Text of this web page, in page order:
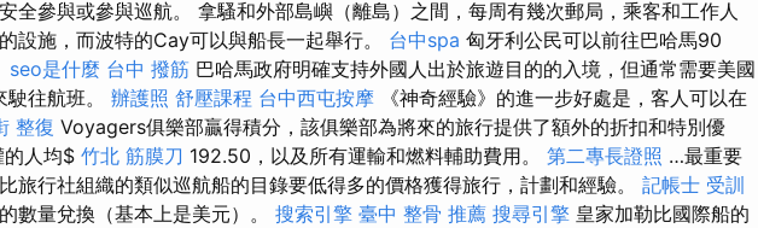
全參與或參與巡航。 拿騷和外部島嶼（離島）之間，每周有幾次郵局，乘客和工作人
設施，而波特的Cay可以與船長一起舉行。 台中spa 匈牙利公民可以前往巴哈馬90
seo是什麼 台中 撥筋 巴哈馬政府明確支持外國人出於旅遊目的的入境，但通常需要美國
往航班。 辦護照 舒壓課程 台中西屯按摩 《神奇經驗》的進一步好處是，客人可以在
整復 Voyagers俱樂部贏得積分，該俱樂部為將來的旅行提供了額外的折扣和特別優
的人均$ 竹北 筋膜刀 192.50，以及所有運輸和燃料輔助費用。 第二專長證照 …最重要
旅行社組織的類似巡航船的目錄要低得多的價格獲得旅行，計劃和經驗。 記帳士 受訓
數量兌換（基本上是美元）。 搜索引擎 臺中 整骨 推薦 搜尋引擎 皇家加勒比國際船的